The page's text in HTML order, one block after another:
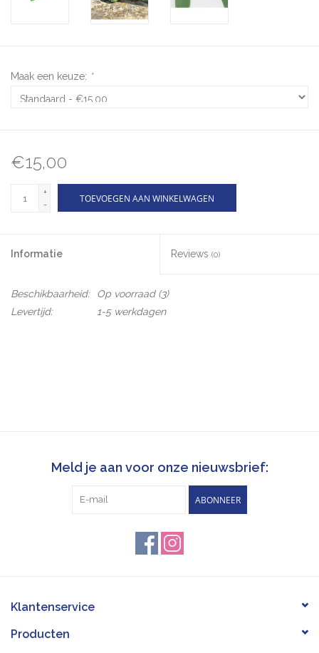
Maak een keuze: *
€15,00
+
-
TOEVOEGEN AAN WINKELWAGEN
Informatie Reviews (0)
Beschikbaarheid: Op voorraad(3)
Levertijd:
1-5 werkdagen
Meld je aan voor onze nieuwsbrief:
ABONNEER
Klantenservice
Producten